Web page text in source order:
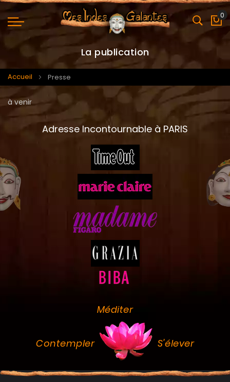
0
La publication
Accueil Presse
à venir
Adresse Incontournable à PARIS
Méditer
Contempler S'élever